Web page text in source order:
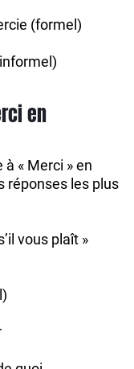
(formel)
en
« Merci » en
réponses les plus
vous plaît »